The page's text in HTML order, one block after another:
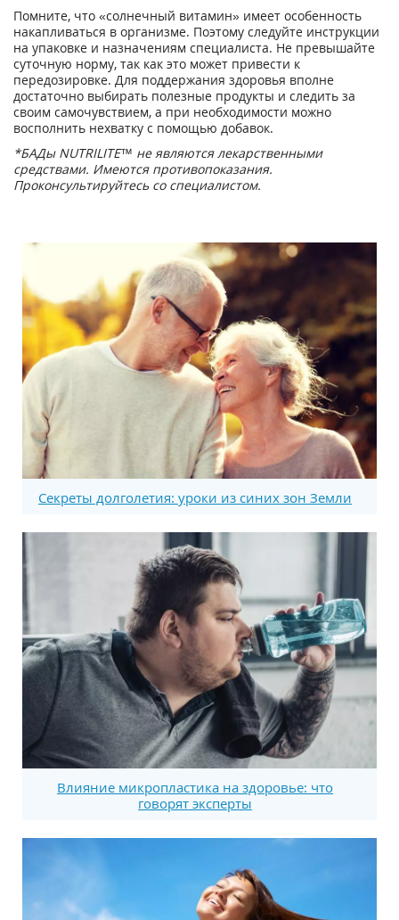
Помните, что «солнечный витамин» имеет особенность
накапливаться в организме. Поэтому следуйте инструкции
на упаковке и назначениям специалиста. Не превышайте
суточную норму, так как это может привести к
передозировке. Для поддержания здоровья вполне
достаточно выбирать полезные продукты и следить за
своим самочувствием, а при необходимости можно
восполнить нехватку с помощью добавок.
*БАДы NUTRILITE™ не являются лекарственными
средствами. Имеются противопоказания.
Проконсультируйтесь со специалистом.
Секреты долголетия: уроки из синих зон Земли
Влияние микропластика на здоровье: что
говорят эксперты